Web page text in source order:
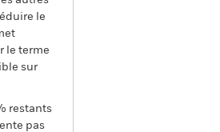
le
le terme
sur
restants
pas